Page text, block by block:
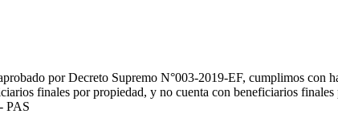
por Decreto Supremo N°003-2019-EF, cumplimos con
finales por propiedad, y no cuenta con beneficiarios
PAS